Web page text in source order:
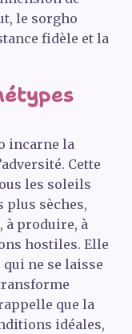
le sorgho
fidèle et la
incarne la
Cette
les soleils
plus sèches,
à produire, à
hostiles. Elle
ne se laisse
que la
idéales,